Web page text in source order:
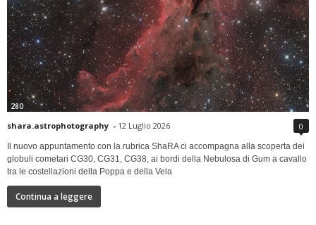
280
shara.astrophotography - 12 Luglio 2026 0
Il nuovo appuntamento con la rubrica ShaRA ci accompagna alla scoperta dei
globuli cometari CG30, CG31, CG38, ai bordi della Nebulosa di Gum a cavallo
tra le costellazioni della Poppa e della Vela
Continua a leggere